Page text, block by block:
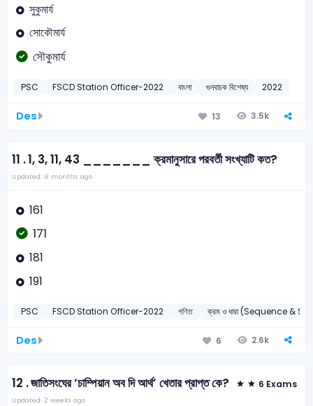
সুকুমার্য
সোকৌমার্য
সৌকুমার্য
PSC FSCD Station Officer-2022 বাংলা গুনবাচক বিশেষ্য 2022
Des 13 3.5k
11 .1, 3, 11, 43 _______ ক্রমানুসারে পরবর্তী সংখ্যাটি কত?
Updated: 8 months ago
161
171
181
191
PSC FSCD Station Officer-2022 গণিত ক্রম ও ধারা (Sequence &
Des 6 2.6k
12 .জাতিসংঘের ‘চাম্পিয়ান অব দি আর্থ’ খেতার প্রাপ্ত কে? 6 Exams
Updated: 2 weeks ago